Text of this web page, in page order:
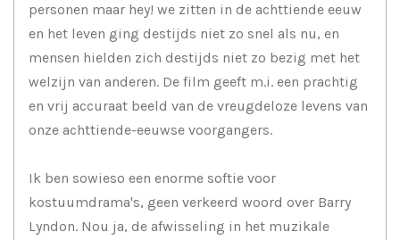
personen maar hey! we zitten in de achttiende eeuw
en het leven ging destijds niet zo snel als nu, en
mensen hielden zich destijds niet zo bezig met het
welzijn van anderen. De film geeft m.i. een prachtig
en vrij accuraat beeld van de vreugdeloze levens van
onze achttiende-eeuwse voorgangers.
Ik ben sowieso een enorme softie voor
kostuumdrama's, geen verkeerd woord over Barry
Lyndon. Nou ja, de afwisseling in het muzikale